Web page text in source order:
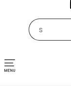
Toggle
navigation